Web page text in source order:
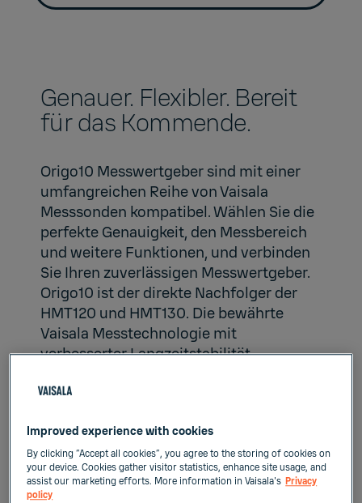
Genauer. Flexibler. Bereit
für das Kommende.
Origo10 Messwertgeber sind mit einer
umfangreichen Reihe von Vaisala
Messsonden kompatibel. Wählen Sie die
perfekte Genauigkeit, den Messbereich
und weitere Funktionen, und verbinden
Sie Ihren zuverlässigen Messwertgeber.
Origo10 ist der direkte Nachfolger der
HMT120 und HMT130. Die bewährte
Vaisala Messtechnologie mit
verbesserter Langzeitstabilität,
nahtloser GMS-Integration.
Origo entdecken →
Improved experience with cookies
By clicking “Accept all cookies”, you agree to the storing of cookies on
your device. Cookies gather visitor statistics, enhance site usage, and
assist our marketing efforts. More information in Vaisala's Privacy
policy